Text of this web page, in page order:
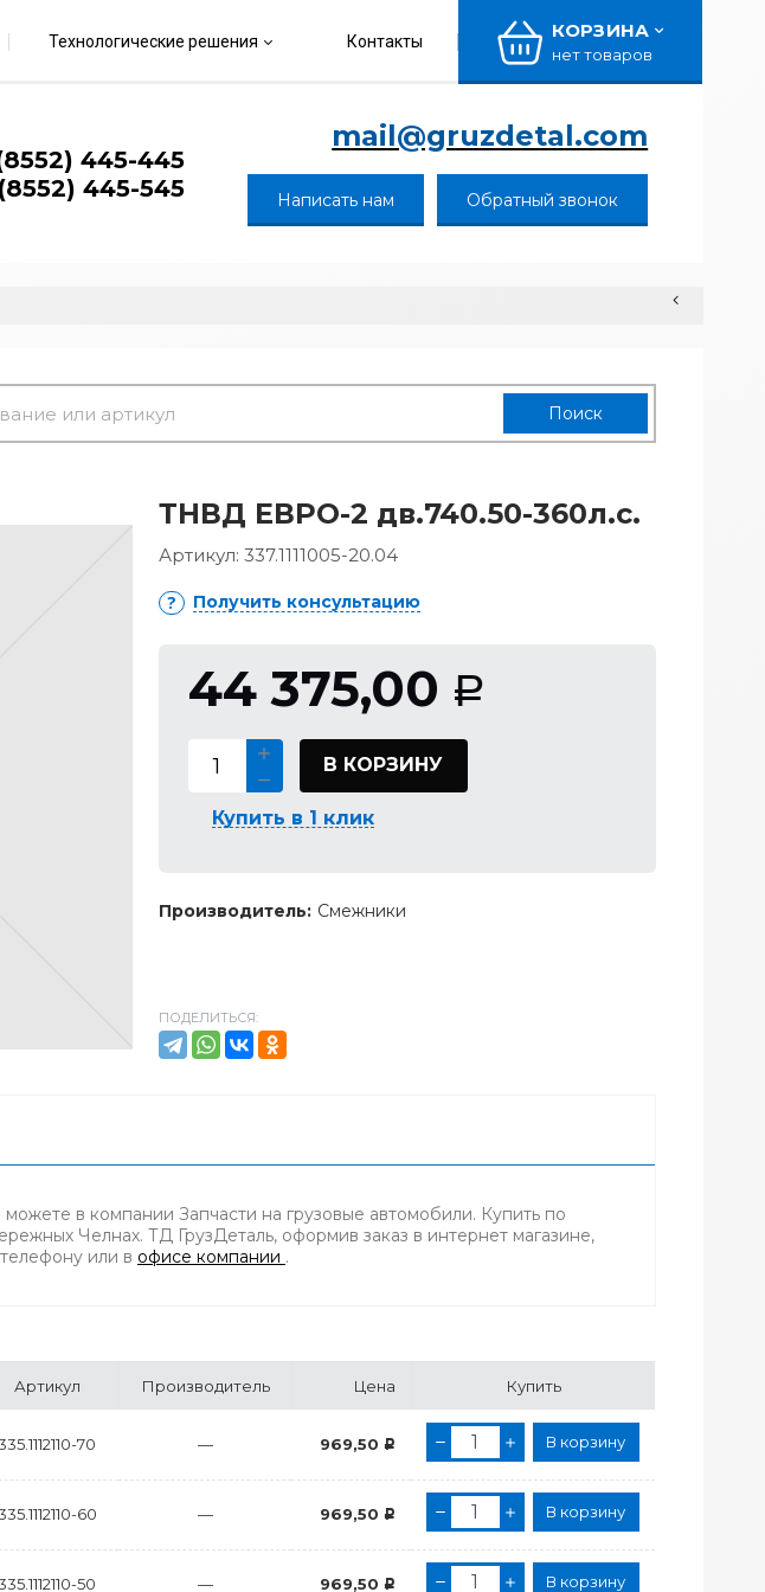
Технологические решения Контакты КОРЗИНА
нет товаров
445-445
445-545
mail@gruzdetal.com
Написать нам Обратный звонок
ТНВД ЕВРО-2 дв.740.50-360л.с.
Артикул: 337.1111005-20.04
Получить консультацию
44 375,00 Р
В КОРЗИНУ
Купить в 1 клик
Производитель: Смежники
ПОДЕЛИТЬСЯ:
в компании Запчасти на грузовые автомобили. Купить по
Челнах. ТД ГрузДеталь, оформив заказ в интернет магазине,
или в офисе компании .
Артикул Производитель Цена Купить
70 — 969,50 Р В корзину
60 — 969,50 Р В корзину
50 — 969,50 Р В корзину